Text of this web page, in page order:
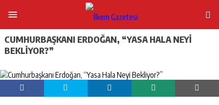
CUMHURBAŞKANI ERDOĞAN, “YASA HALA NEYI
BEKLIYOR?”